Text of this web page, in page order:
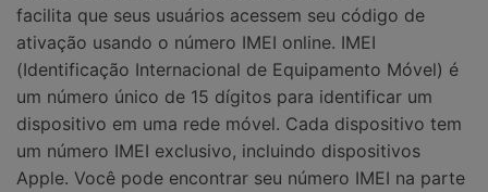
facilita que seus usuários acessem seu código de
ativação usando o número IMEI online. IMEI
(Identificação Internacional de Equipamento Móvel) é
um número único de 15 dígitos para identificar um
dispositivo em uma rede móvel. Cada dispositivo tem
um número IMEI exclusivo, incluindo dispositivos
Apple. Você pode encontrar seu número IMEI na parte